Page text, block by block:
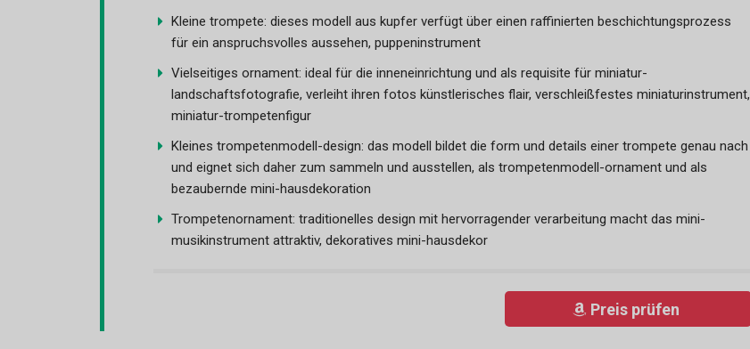
Kleine trompete: dieses modell aus kupfer verfügt über einen raffinierten beschichtungsprozess
für ein anspruchsvolles aussehen, puppeninstrument
Vielseitiges ornament: ideal für die inneneinrichtung und als requisite für miniatur-
landschaftsfotografie, verleiht ihren fotos künstlerisches flair, verschleißfestes miniaturinstrument,
miniatur-trompetenfigur
Kleines trompetenmodell-design: das modell bildet die form und details einer trompete genau nach
und eignet sich daher zum sammeln und ausstellen, als trompetenmodell-ornament und als
bezaubernde mini-hausdekoration
Trompetenornament: traditionelles design mit hervorragender verarbeitung macht das mini-
musikinstrument attraktiv, dekoratives mini-hausdekor
Preis prüfen